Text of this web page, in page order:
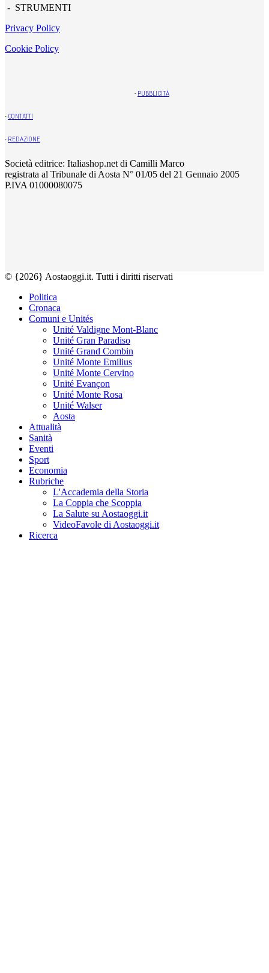
- STRUMENTI
Privacy Policy
Cookie Policy
- PUBBLICITÀ
- CONTATTI
- REDAZIONE
Società editrice: Italiashop.net di Camilli Marco
registrata al Tribunale di Aosta N° 01/05 del 21 Gennaio 2005
P.IVA 01000080075
© {2026} Aostaoggi.it. Tutti i diritti riservati
Politica
Cronaca
Comuni e Unités
Unité Valdigne Mont-Blanc
Unité Gran Paradiso
Unité Grand Combin
Unité Monte Emilius
Unité Monte Cervino
Unité Evançon
Unité Monte Rosa
Unité Walser
Aosta
Attualità
Sanità
Eventi
Sport
Economia
Rubriche
L'Accademia della Storia
La Coppia che Scoppia
La Salute su Aostaoggi.it
VideoFavole di Aostaoggi.it
Ricerca